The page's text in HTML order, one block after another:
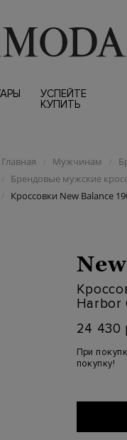
УСПЕЙТЕ
КУПИТЬ
Главная / Мужчинам /
/ Брендовые мужские
/ Кроссовки New Balance
Harbor
24 430
При
покупку!